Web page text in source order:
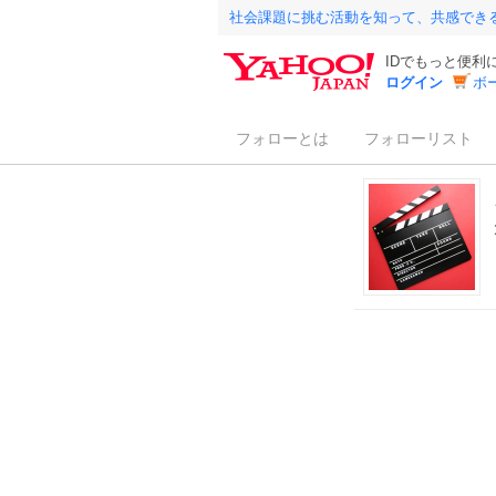
社会課題に挑む活動を知って、共感でき
IDでもっと便利
ログイン
ボ
フォローとは フォローリスト